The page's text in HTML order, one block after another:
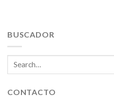
BUSCADOR
CONTACTO